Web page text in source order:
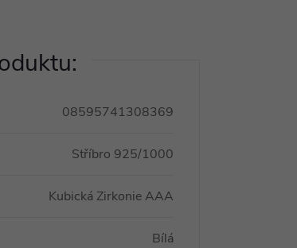
08595741308369
Stříbro 925/1000
Kubická Zirkonie AAA
Bílá